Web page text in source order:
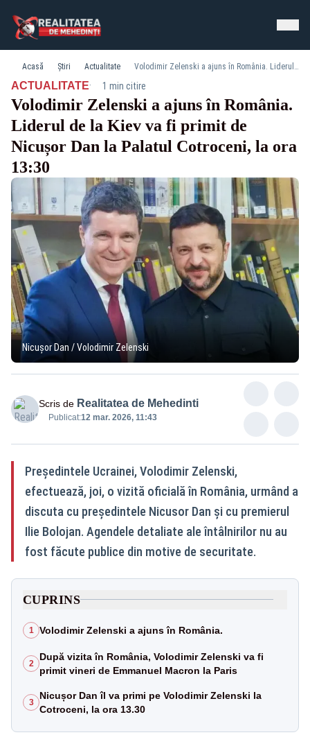
Acasă Știri Actualitate Volodimir Zelenski a ajuns în România. Liderul de la Kiev va fi primit de Nicușor Dan la Palatul Cotroceni, la ora 13:30
ACTUALITATE· 1 min citire
Volodimir Zelenski a ajuns în România.
Liderul de la Kiev va fi primit de
Nicușor Dan la Palatul Cotroceni, la ora
13:30
Nicușor Dan / Volodimir Zelenski
Scris de Realitatea de Mehedinti
Publicat:12 mar. 2026, 11:43
Preşedintele Ucrainei, Volodimir Zelenski,
efectuează, joi, o vizită oficială în România, urmând a
discuta cu preşedintele Nicusor Dan şi cu premierul
Ilie Bolojan. Agendele detaliate ale întâlnirilor nu au
fost făcute publice din motive de securitate.
CUPRINS
1 Volodimir Zelenski a ajuns în România.
2
După vizita în România, Volodimir Zelenski va fi
primit vineri de Emmanuel Macron la Paris
3
Nicușor Dan îl va primi pe Volodimir Zelenski la
Cotroceni, la ora 13.30